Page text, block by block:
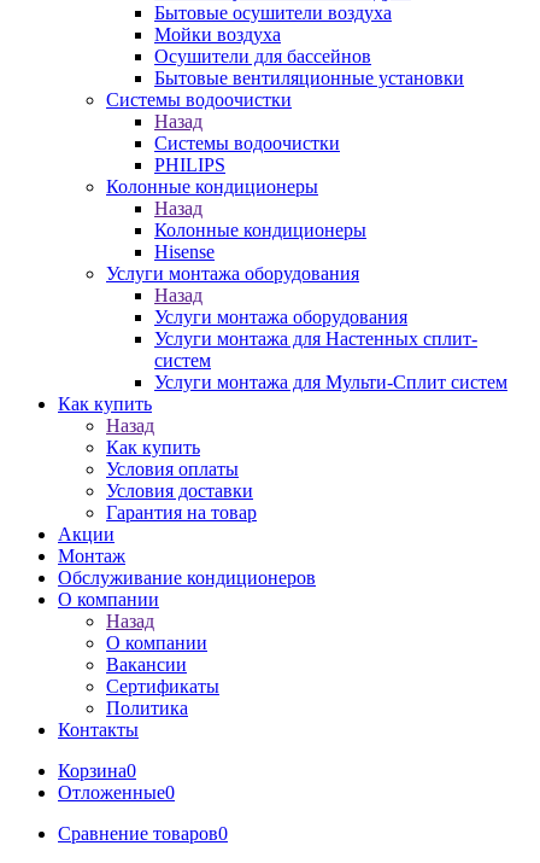
Бытовые осушители воздуха
Мойки воздуха
Осушители для бассейнов
Бытовые вентиляционные установки
Системы водоочистки
Назад
Системы водоочистки
PHILIPS
Колонные кондиционеры
Назад
Колонные кондиционеры
Hisense
Услуги монтажа оборудования
Назад
Услуги монтажа оборудования
Услуги монтажа для Настенных сплит-
систем
Услуги монтажа для Мульти-Сплит систем
Как купить
Назад
Как купить
Условия оплаты
Условия доставки
Гарантия на товар
Акции
Монтаж
Обслуживание кондиционеров
О компании
Назад
О компании
Вакансии
Сертификаты
Политика
Контакты
Корзина0
Отложенные0
Сравнение товаров0